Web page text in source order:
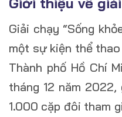
Giải chạy “Sống
một sự kiện thể
Thành phố Hồ Chí
tháng 12 năm
1.000 cặp đôi tham